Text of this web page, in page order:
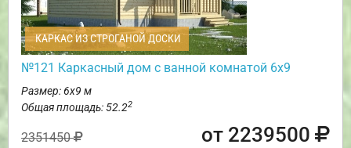
КАРКАС ИЗ СТРОГАНОЙ ДОСКИ
№121 Каркасный дом с ванной комнатой 6х9
Размер: 6х9 м
Общая площадь: 52.22
2351450 от 2239500